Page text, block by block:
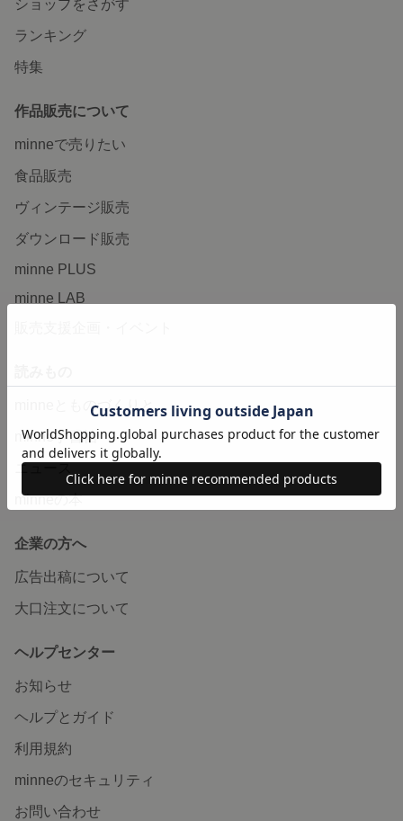
ショップをさがす
ランキング
特集
作品販売について
minneで売りたい
食品販売
ヴィンテージ販売
ダウンロード販売
minne PLUS
minne LAB
minneとものづくりと
minne学習帖
ニュース
minneの本
企業の方へ
広告出稿について
大口注文について
ヘルプセンター
お知らせ
ヘルプとガイド
利用規約
minneのセキュリティ
お問い合わせ